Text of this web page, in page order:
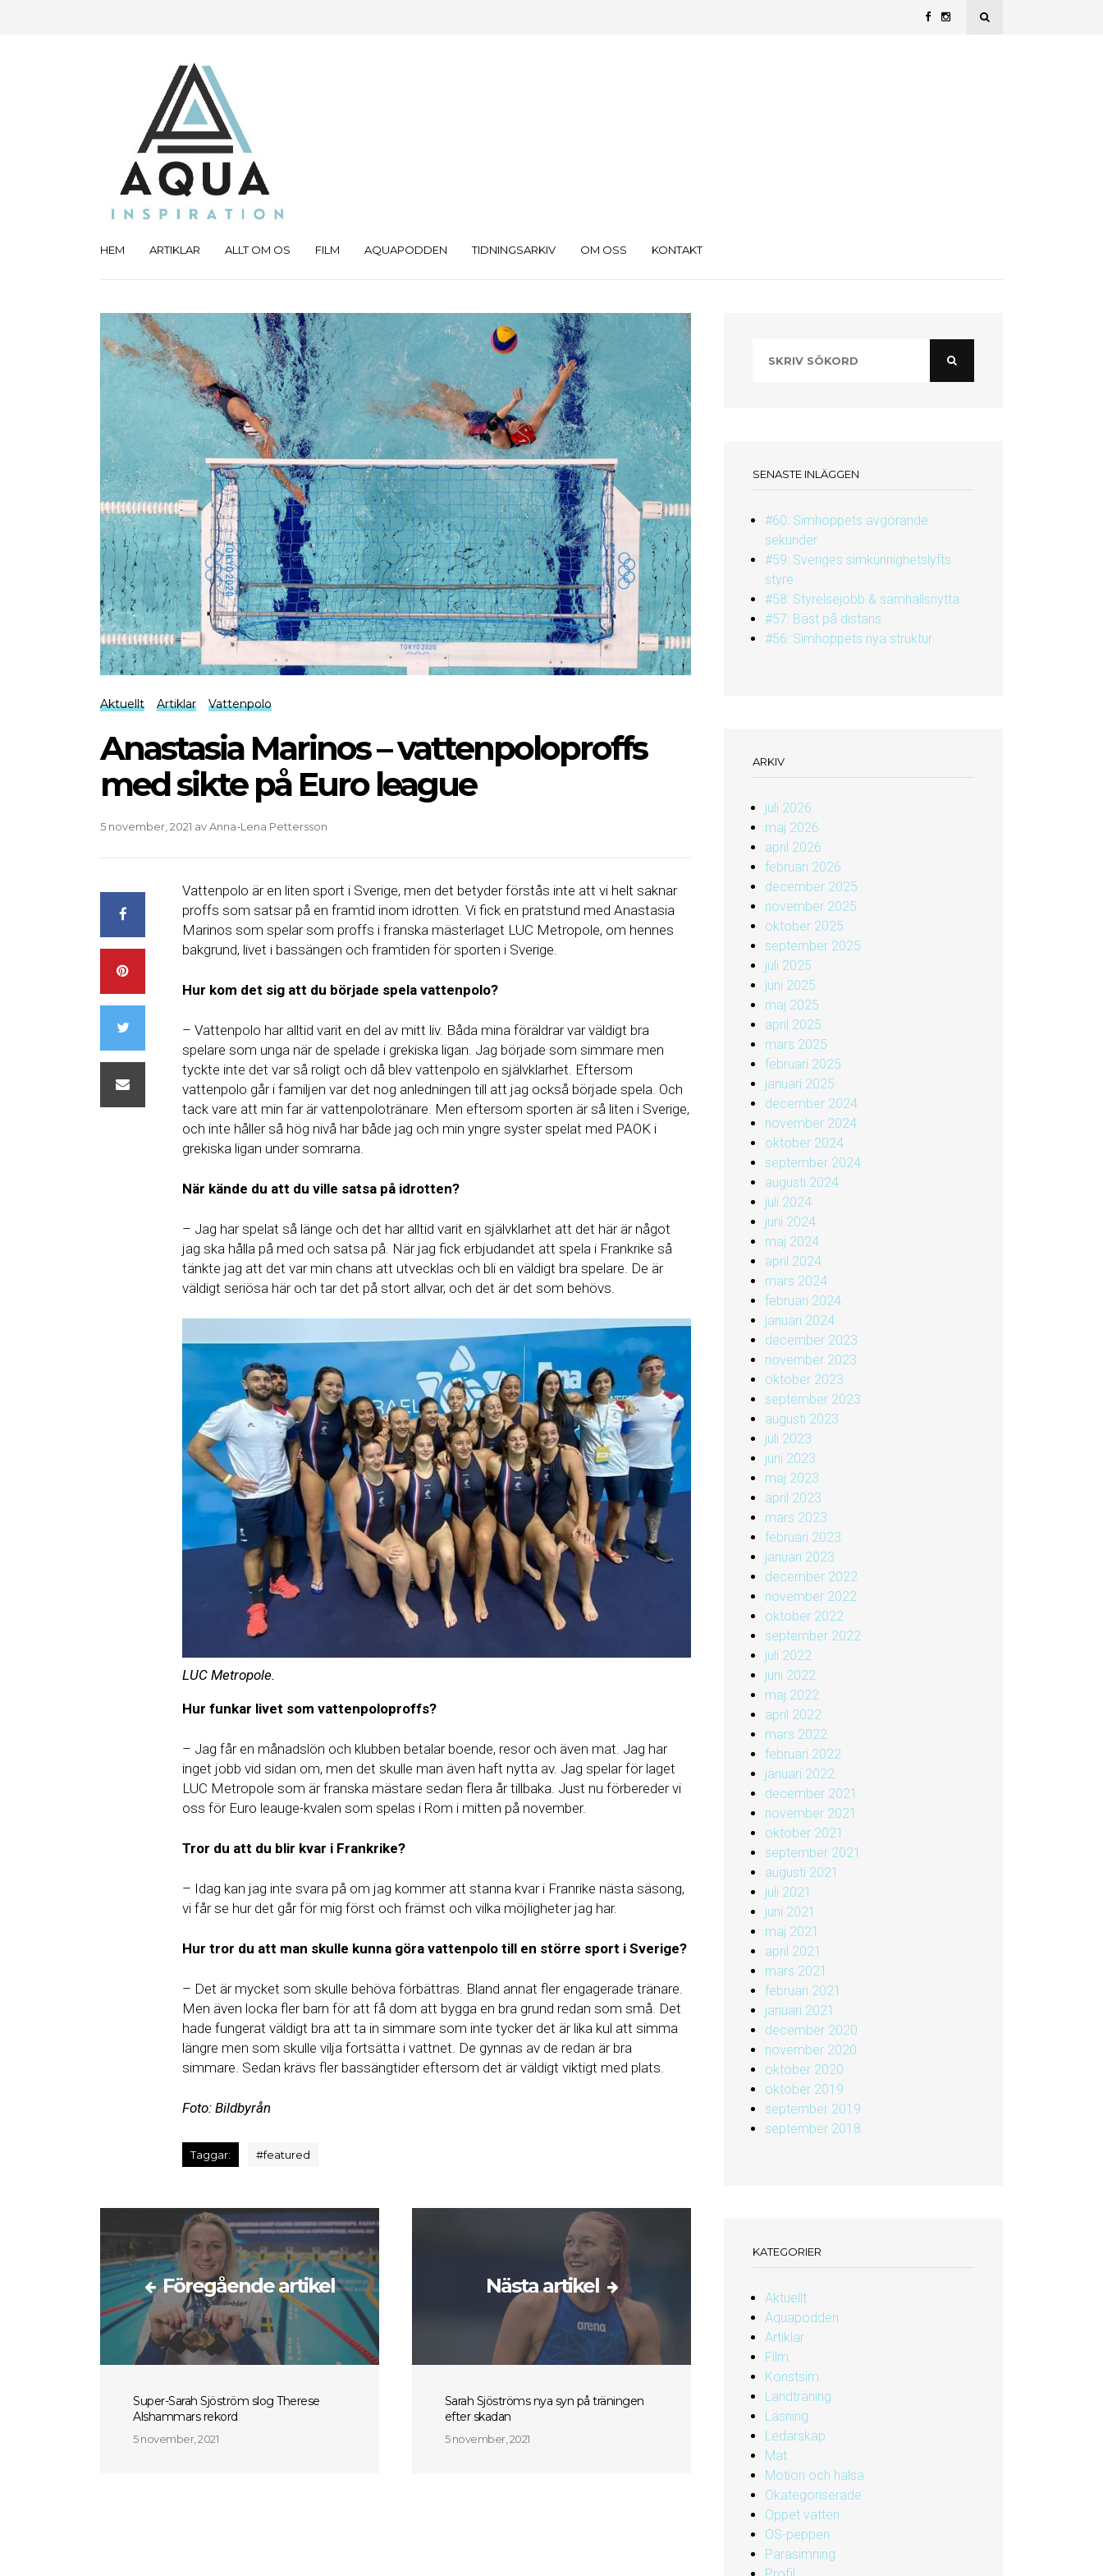
HEM ARTIKLAR ALLT OM OS FILM AQUAPODDEN TIDNINGSARKIV OM OSS KONTAKT
Aktuellt Artiklar Vattenpolo
Anastasia Marinos – vattenpoloproffs
med sikte på Euro league
5 november, 2021 avAnna-Lena Pettersson
Vattenpolo är en liten sport i Sverige, men det betyder förstås inte att vi helt saknar
proffs som satsar på en framtid inom idrotten. Vi fick en pratstund med Anastasia
Marinos som spelar som proffs i franska mästerlaget LUC Metropole, om hennes
bakgrund, livet i bassängen och framtiden för sporten i Sverige.
Hur kom det sig att du började spela vattenpolo?
– Vattenpolo har alltid varit en del av mitt liv. Båda mina föräldrar var väldigt bra
spelare som unga när de spelade i grekiska ligan. Jag började som simmare men
tyckte inte det var så roligt och då blev vattenpolo en självklarhet. Eftersom
vattenpolo går i familjen var det nog anledningen till att jag också började spela. Och
tack vare att min far är vattenpolotränare. Men eftersom sporten är så liten i Sverige,
och inte håller så hög nivå har både jag och min yngre syster spelat med PAOK i
grekiska ligan under somrarna.
När kände du att du ville satsa på idrotten?
– Jag har spelat så länge och det har alltid varit en självklarhet att det här är något
jag ska hålla på med och satsa på. När jag fick erbjudandet att spela i Frankrike så
tänkte jag att det var min chans att utvecklas och bli en väldigt bra spelare. De är
väldigt seriösa här och tar det på stort allvar, och det är det som behövs.
LUC Metropole.
Hur funkar livet som vattenpoloproffs?
– Jag får en månadslön och klubben betalar boende, resor och även mat. Jag har
inget jobb vid sidan om, men det skulle man även haft nytta av. Jag spelar för laget
LUC Metropole som är franska mästare sedan flera år tillbaka. Just nu förbereder vi
oss för Euro leauge-kvalen som spelas i Rom i mitten på november.
Tror du att du blir kvar i Frankrike?
– Idag kan jag inte svara på om jag kommer att stanna kvar i Franrike nästa säsong,
vi får se hur det går för mig först och främst och vilka möjligheter jag har.
Hur tror du att man skulle kunna göra vattenpolo till en större sport i Sverige?
– Det är mycket som skulle behöva förbättras. Bland annat fler engagerade tränare.
Men även locka fler barn för att få dom att bygga en bra grund redan som små. Det
hade fungerat väldigt bra att ta in simmare som inte tycker det är lika kul att simma
längre men som skulle vilja fortsätta i vattnet. De gynnas av de redan är bra
simmare. Sedan krävs fler bassängtider eftersom det är väldigt viktigt med plats.
Foto: Bildbyrån
Taggar: #featured
Föregående artikel
Super-Sarah Sjöström slog Therese
Alshammars rekord
5 november, 2021
Nästa artikel
Sarah Sjöströms nya syn på träningen
efter skadan
5 november, 2021
SENASTE INLÄGGEN
#60: Simhoppets avgörande
sekunder
#59: Sveriges simkunnighetslyfts
styre
#58: Styrelsejobb & samhällsnytta
#57: Bäst på distans
#56: Simhoppets nya struktur
ARKIV
juli 2026
maj 2026
april 2026
februari 2026
december 2025
november 2025
oktober 2025
september 2025
juli 2025
juni 2025
maj 2025
april 2025
mars 2025
februari 2025
januari 2025
december 2024
november 2024
oktober 2024
september 2024
augusti 2024
juli 2024
juni 2024
maj 2024
april 2024
mars 2024
februari 2024
januari 2024
december 2023
november 2023
oktober 2023
september 2023
augusti 2023
juli 2023
juni 2023
maj 2023
april 2023
mars 2023
februari 2023
januari 2023
december 2022
november 2022
oktober 2022
september 2022
juli 2022
juni 2022
maj 2022
april 2022
mars 2022
februari 2022
januari 2022
december 2021
november 2021
oktober 2021
september 2021
augusti 2021
juli 2021
juni 2021
maj 2021
april 2021
mars 2021
februari 2021
januari 2021
december 2020
november 2020
oktober 2020
oktober 2019
september 2019
september 2018
KATEGORIER
Aktuellt
Aquapodden
Artiklar
Film
Konstsim
Landträning
Läsning
Ledarskap
Mat
Motion och hälsa
Okategoriserade
Öppet vatten
OS-peppen
Parasimning